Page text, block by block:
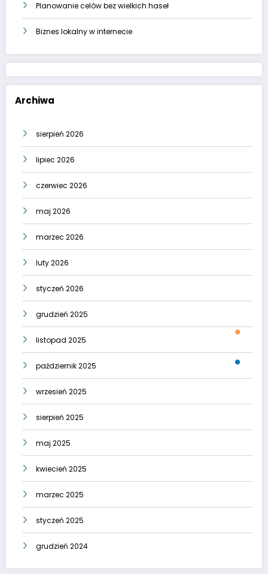
Planowanie celów bez wielkich haseł
Biznes lokalny w internecie
Archiwa
sierpień 2026
lipiec 2026
czerwiec 2026
maj 2026
marzec 2026
luty 2026
styczeń 2026
grudzień 2025
listopad 2025
październik 2025
wrzesień 2025
sierpień 2025
maj 2025
kwiecień 2025
marzec 2025
styczeń 2025
grudzień 2024